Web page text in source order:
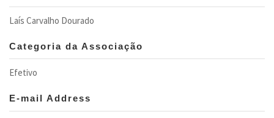
Laís Carvalho Dourado
Categoria da Associação
Efetivo
E-mail Address